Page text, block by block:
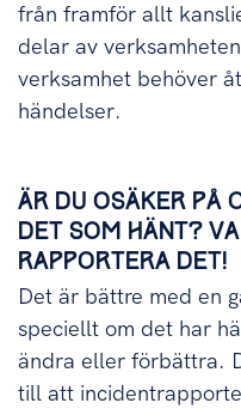
från framför allt
delar av
verksamhet behöver
händelser.
ÄR DU OSÄKER PÅ
DET SOM HÄNT?
RAPPORTERA DET!
Det är bättre med en
speciellt om det har
ändra eller förbättra.
till att